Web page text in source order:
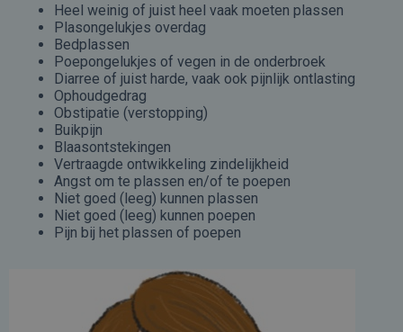
Heel weinig of juist heel vaak moeten plassen
Plasongelukjes overdag
Bedplassen
Poepongelukjes of vegen in de onderbroek
Diarree of juist harde, vaak ook pijnlijk ontlasting
Ophoudgedrag
Obstipatie (verstopping)
Buikpijn
Blaasontstekingen
Vertraagde ontwikkeling zindelijkheid
Angst om te plassen en/of te poepen
Niet goed (leeg) kunnen plassen
Niet goed (leeg) kunnen poepen
Pijn bij het plassen of poepen